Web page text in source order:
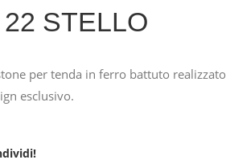
22 STELLO
per tenda in ferro battuto
esclusivo.